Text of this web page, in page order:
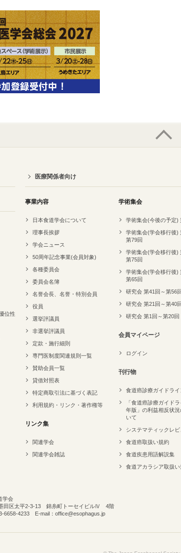
位性
医療関係者向け
事業内容
日本食道学会について
理事長挨拶
学会ニュース
50周年記念事業(会員対象)
各種委員会
委員会名簿
名誉会長、名誉・特別会員
役員
選挙評議員
非選挙評議員
定款・施行細則
専門医制度関連規則一覧
賛助会員一覧
貸借対照表
特定商取引法に基づく表記
利用規約・リンク・著作権等
リンク集
関連学会
関連学会雑誌
学術集会
学術集会(今後の予定)
学術集会(学会移行後)
第79回
学術集会(学会移行後)
第75回
学術集会(学会移行後)
第65回
研究会 第41回～第56回
研究会 第21回～第40回
研究会 第1回～第20回
会員マイページ
ログイン
刊行物
食道癌診療ガイドライ
「食道癌診療ガイド
年版」の利益相反状
いて
システマティックレビ
食道癌取扱い規約
食道疾患用語解説集
食道アカラシア取扱い
学会
田区太平2-3-13 錦糸町トーセイビルⅣ 4階
6658-4233 E-mail：office@esophagus.jp